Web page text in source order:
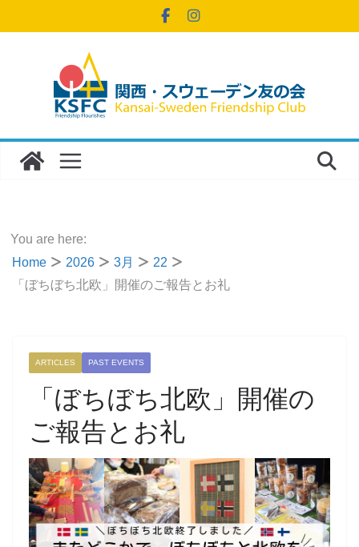
ン
ス
You are here:
Home
2026 3月
22
「ぼちぼち北欧」開催のご報告とお礼
ARTICLES PAST EVENTS
「ぼちぼち北欧」開催の
ご報告とお礼